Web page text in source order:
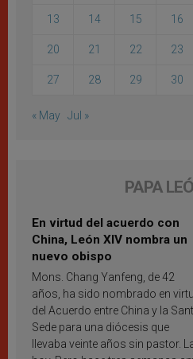
13 14 15 16
20 21 22 23
27 28 29 30
« May Jul »
PAPA
En virtud del acuerdo con
China, León XIV nombra un
nuevo obispo
Mons. Chang Yanfeng, de 42
años, ha sido nombrado en
del Acuerdo entre China y la
Sede para una diócesis que
llevaba veinte años sin pastor.